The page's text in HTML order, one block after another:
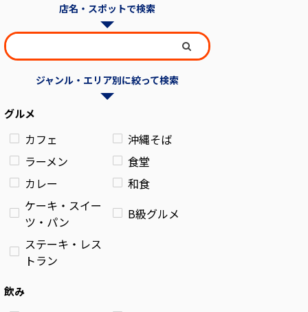
店名・スポットで検索
ジャンル・エリア別に絞って検索
グルメ
カフェ
沖縄そば
ラーメン
食堂
カレー
和食
ケーキ・スイー
ツ・パン
B級グルメ
ステーキ・レス
トラン
飲み